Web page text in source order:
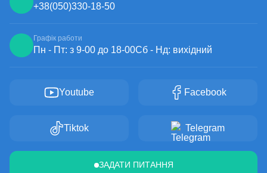
+38(050)330-18-50
Графік работи
Пн - Пт: з 9-00 до 18-00Сб - Нд: вихідний
Youtube Facebook
Tiktok Telegram
ЗАДАТИ ПИТАННЯ